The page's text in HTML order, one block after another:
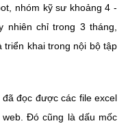
nhóm kỹ sư khoảng 4 -
nhiên chỉ trong 3 tháng,
triển khai trong nội bộ tập
đọc được các file excel
Đó cũng là dấu mốc